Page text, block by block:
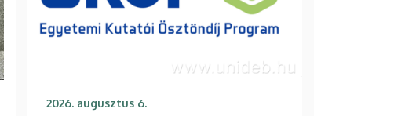
2026. augusztus 6.